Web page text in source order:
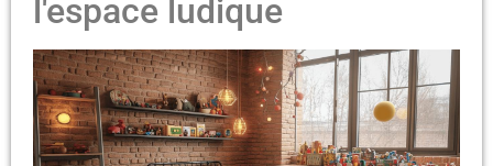
l'espace ludique